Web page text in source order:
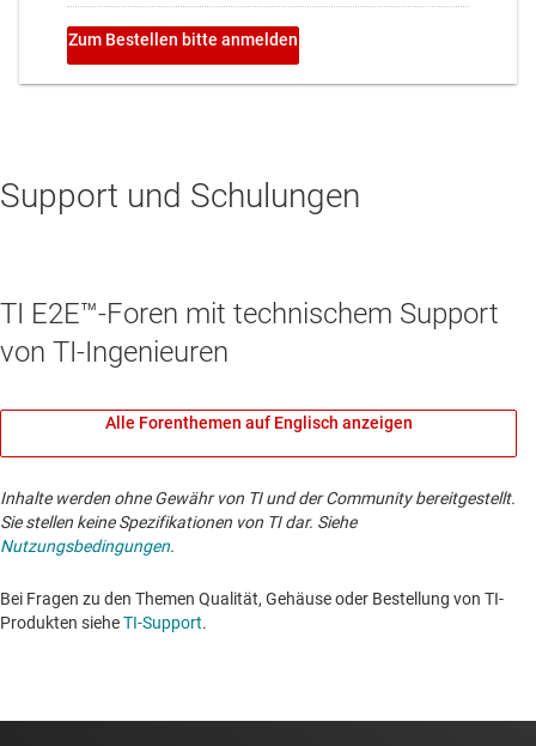
Support und Schulungen
TI E2E™-Foren mit technischem Support
von TI-Ingenieuren
Alle Forenthemen auf Englisch anzeigen
Inhalte werden ohne Gewähr von TI und der Community bereitgestellt.
Sie stellen keine Spezifikationen von TI dar. Siehe
Nutzungsbedingungen.
Bei Fragen zu den Themen Qualität, Gehäuse oder Bestellung von TI-
Produkten sieheTI-Support. ​​​​​​​​​​​​​​